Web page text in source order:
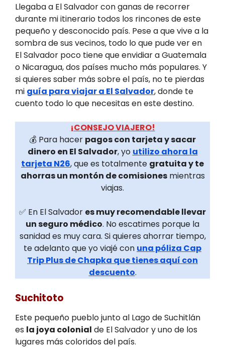
Llegaba a El Salvador con ganas de recorrer
durante mi itinerario todos los rincones de este
pequeño y desconocido país. Pese a que vive a la
sombra de sus vecinos, todo lo que pude ver en
El Salvador poco tiene que envidiar a Guatemala
o Nicaragua, dos países mucho más populares. Y
si quieres saber más sobre el país, no te pierdas
mi guía para viajar a El Salvador, donde te
cuento todo lo que necesitas en este destino.
¡CONSEJO VIAJERO!
💰 Para hacer pagos con tarjeta y sacar
dinero en El Salvador, yo utilizo ahora la
tarjeta N26, que es totalmente gratuita y te
ahorras un montón de comisionesmientras
viajas.
✅ En El Salvador es muy recomendable llevar
un seguro médico. No escatimes porque la
sanidad es muy cara. Si quieres ahorrar tiempo,
te adelanto que yo viajé con una póliza Cap
Trip Plus de Chapka que tienes aquí con
descuento.
Suchitoto
Este pequeño pueblo junto al Lago de Suchitlán
es la joya colonial de El Salvador y uno de los
lugares más coloridos del país.